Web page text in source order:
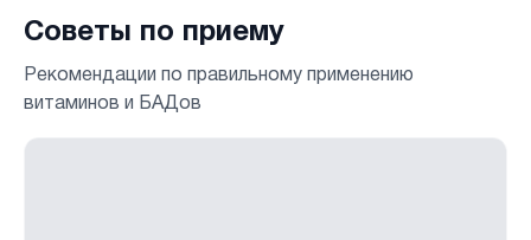
Советы по приему
Рекомендации по правильному применению
витаминов и БАДов